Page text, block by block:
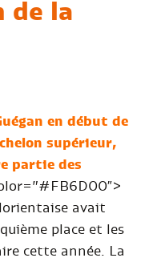
de la
en début de
supérieur,
partie des
lorientaise avait
place et les
cette année. La